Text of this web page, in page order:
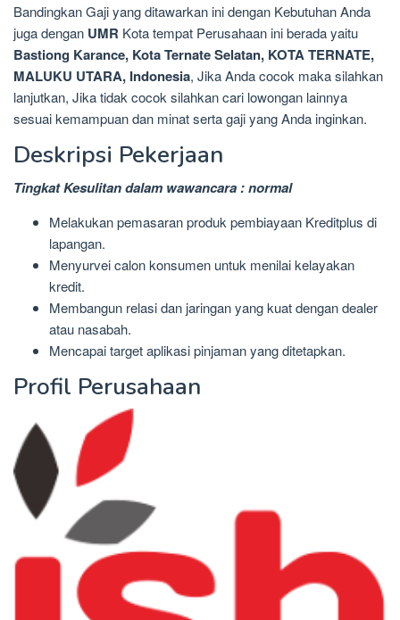
Bandingkan Gaji yang ditawarkan ini dengan Kebutuhan Anda
juga dengan UMR Kota tempat Perusahaan ini berada yaitu
Bastiong Karance, Kota Ternate Selatan, KOTA TERNATE,
MALUKU UTARA, Indonesia, Jika Anda cocok maka silahkan
lanjutkan, Jika tidak cocok silahkan cari lowongan lainnya
sesuai kemampuan dan minat serta gaji yang Anda inginkan.
Deskripsi Pekerjaan
Tingkat Kesulitan dalam wawancara : normal
Melakukan pemasaran produk pembiayaan Kreditplus di
lapangan.
Menyurvei calon konsumen untuk menilai kelayakan
kredit.
Membangun relasi dan jaringan yang kuat dengan dealer
atau nasabah.
Mencapai target aplikasi pinjaman yang ditetapkan.
Profil Perusahaan